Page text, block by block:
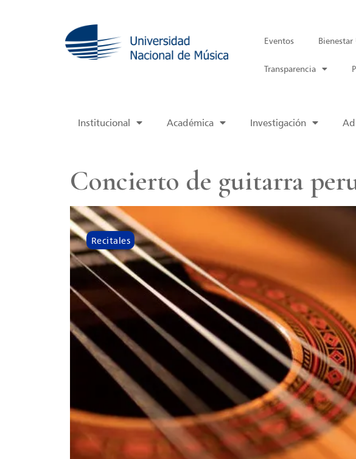
Eventos
Transparencia
Institucional Académica Investigación
Concierto de guitarra
Recitales